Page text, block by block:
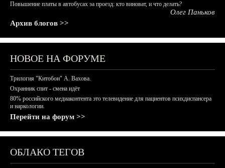
Повышение платы в автобусах за проезд: кто виноват, и что делать?
Олег Паньков
Архив блогов >>
НОВОЕ НА ФОРУМЕ
Трилогия "Китобои" А. Вахова.
Охранник спит - смена идёт
80% российского медиаконтента это телевидение для пациентов психдиспансера
и наркологии.
Перейти на форум >>
ОБЛАКО ТЕГОВ